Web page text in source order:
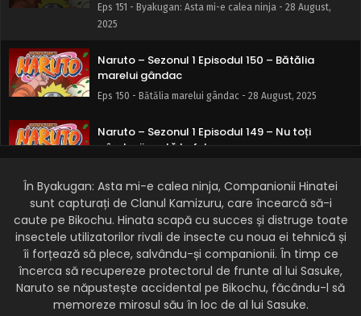
Eps 151 - Byakugan: Asta mi-e calea ninja - 28 August,
2025
Naruto – Sezonul 1 Episodul 150 – Bătălia
marelui gândac
Eps 150 - Bătălia marelui gândac - 28 August, 2025
Naruto – Sezonul 1 Episodul 149 – Nu toți
gândacii arată la fel
Naruto – Sezonul 1 Episodul 148 – În căutarea
fantomei Bikochu Beetle
Eps 148 - În căutarea fantomei Bikochu Beetle - 28 August,
2025
Naruto – Sezonul 1 Episodul 147 – Confruntarea
soartei: Nu o să mă învingi
În Byakugan: Asta mi-e calea ninja, Companionii Hinatei
sunt capturați de Clanul Kamizuru, care încearcă să-i
caute pe Bikochu. Hinata scapă cu succes și distruge toate
insectele utilizatorilor rivali de insecte cu noua ei tehnică și
îi forțează să plece, salvându-și companionii. În timp ce
încerca să recupereze protectorul de frunte al lui Sasuke,
Naruto se năpustește accidental pe Bikochu, făcându-l să
memoreze mirosul său în loc de al lui Sasuke.